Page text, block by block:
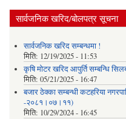
सार्वजनिक खरिद/बोलपत्र सूचना
सार्वजनिक खरिद सम्बन्धमा !
मिति: 12/19/2025 - 11:53
कृषि मोटर खरिद आपुर्ति सम्बन्धि
मिति: 05/21/2025 - 16:47
बजार ठेक्का सम्बन्धी कटहरिया
-२०८१।०७।११)
मिति: 10/29/2024 - 16:45